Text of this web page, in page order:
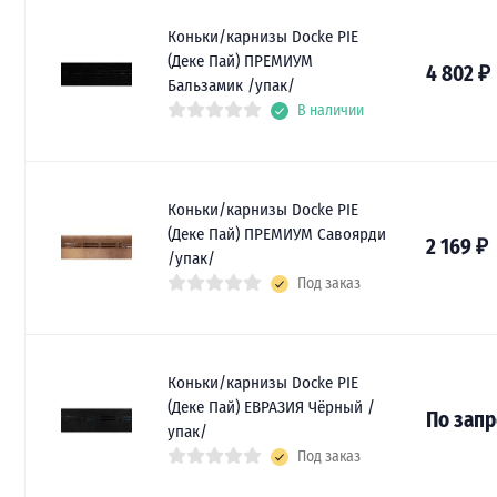
Коньки/карнизы Docke PIE
(Деке Пай) ПРЕМИУМ
Бальзамик /упак/
В наличии
4 802₽
Коньки/карнизы Docke PIE
(Деке Пай) ПРЕМИУМ Савоярди
/упак/
Под заказ
2 169₽
Коньки/карнизы Docke PIE
(Деке Пай) ЕВРАЗИЯ Чёрный /
упак/
Под заказ
По